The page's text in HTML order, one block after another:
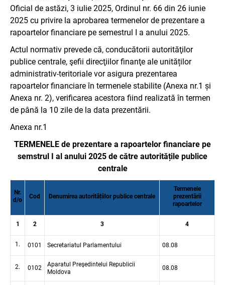
Oficial de astăzi, 3 iulie 2025, Ordinul nr. 66 din 26 iunie
2025 cu privire la aprobarea termenelor de prezentare a
rapoartelor financiare pe semestrul I a anului 2025.
Actul normativ prevede că, conducătorii autorităţilor
publice centrale, şefii direcţiilor finanţe ale unităților
administrativ-teritoriale vor asigura prezentarea
rapoartelor financiare în termenele stabilite (Anexa nr.1 și
Anexa nr. 2), verificarea acestora fiind realizată în termen
de până la 10 zile de la data prezentării.
Anexa nr.1
TERMENELE de prezentare a rapoartelor financiare pe
semstrul I al anului 2025 de către autoritățile publice
centrale
Nr.
d/o
Cod Denumirea autoritățiilor publice centrale
Termenele
prezentării
rapoartelor
1 2 3 4
1. 0101 Secretariatul Parlamentului 08.08
2. 0102
Aparatul Preşedintelui Republicii
Moldova
08.08